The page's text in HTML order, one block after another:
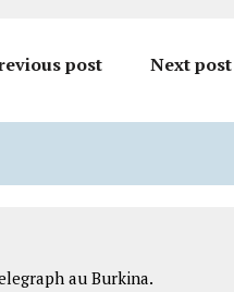
post Next post
au Burkina.